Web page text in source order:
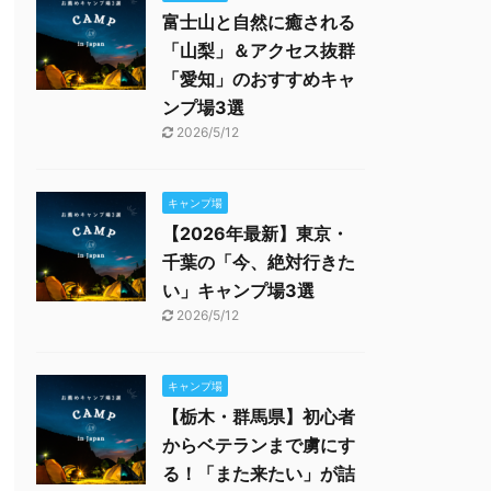
富士山と自然に癒される
「山梨」＆アクセス抜群
「愛知」のおすすめキャ
ンプ場3選
2026/5/12
キャンプ場
【2026年最新】東京・
千葉の「今、絶対行きた
い」キャンプ場3選
2026/5/12
キャンプ場
【栃木・群馬県】初心者
からベテランまで虜にす
る！「また来たい」が詰